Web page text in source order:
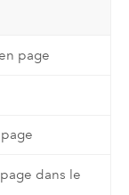
page
dans le